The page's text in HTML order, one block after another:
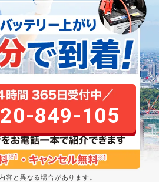
849-105
と異なる場合があります。